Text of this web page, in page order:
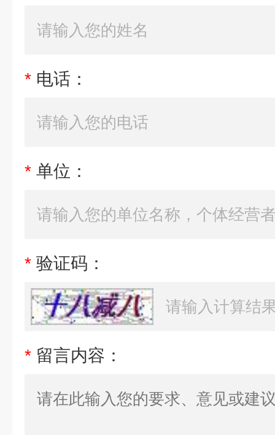
* 电话：
* 单位：
* 验证码：
* 留言内容：